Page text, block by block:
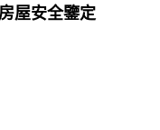
屋安全鑒定